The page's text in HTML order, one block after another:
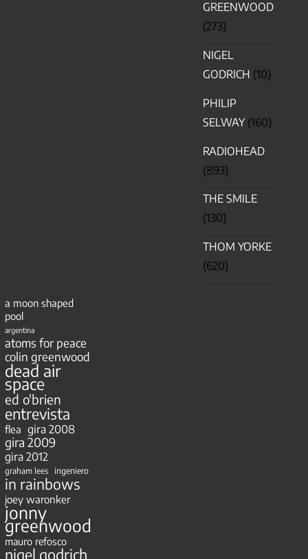
GREENWOOD
(273)
NIGEL
GODRICH (10)
PHILIP
SELWAY(160)
RADIOHEAD
(893)
THE SMILE
(130)
THOM YORKE
(620)
a moon shaped
pool
argentina
atoms for peace
colin greenwood
dead air
space
ed o'brien
entrevista
flea gira 2008
gira 2009
gira 2012
graham lees ingeniero
in rainbows
joey waronker
jonny
greenwood
mauro refosco
nigel godrich